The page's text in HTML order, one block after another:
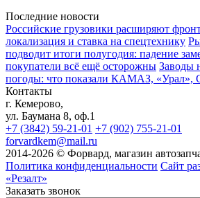
Последние новости
Российские грузовики расширяют
локализация и ставка на спецтехнику
подводит итоги полугодия: падение
покупатели всё ещё осторожны Заводы
погоды: что показали КАМАЗ, «Урал»,
Контакты
г. Кемерово,
ул. Баумана 8, оф.1
+7 (3842) 59-21-01 +7 (902) 755-21-01
forvardkem@mail.ru
2014-2026 © Форвард, магазин
Политика конфиденциальности Сайт
«Резалт»
Заказать звонок